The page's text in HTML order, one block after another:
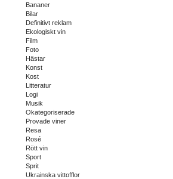
Bananer
Bilar
Definitivt reklam
Ekologiskt vin
Film
Foto
Hästar
Konst
Kost
Litteratur
Logi
Musik
Okategoriserade
Provade viner
Resa
Rosé
Rött vin
Sport
Sprit
Ukrainska vittofflor